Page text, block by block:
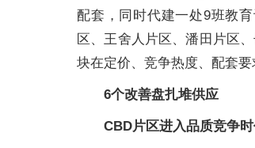
配套，同时代建一处9班教
区、王舍人片区、潘田片区
块在定价、竞争热度、配套
6个改善盘扎堆供应
CBD片区进入品质竞争